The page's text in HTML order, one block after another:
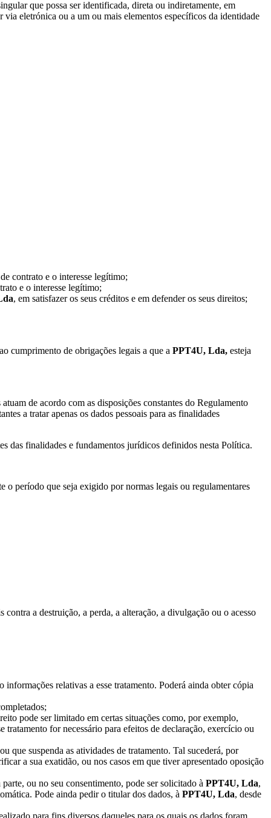
que possa ser identificada, direta ou indiretamente, em
eletrónica ou a um ou mais elementos específicos da identidade
contrato e o interesse legítimo;
e o interesse legítimo;
, em satisfazer os seus créditos e em defender os seus direitos;
cumprimento de obrigações legais a que a PPT4U, Lda, esteja
de acordo com as disposições constantes do Regulamento
a tratar apenas os dados pessoais para as finalidades
das finalidades e fundamentos jurídicos definidos nesta Política.
o período que seja exigido por normas legais ou regulamentares
a destruição, a perda, a alteração, a divulgação ou o acesso
informações relativas a esse tratamento. Poderá ainda obter cópia
pode ser limitado em certas situações como, por exemplo,
tratamento for necessário para efeitos de declaração, exercício ou
que suspenda as atividades de tratamento. Tal sucederá, por
a sua exatidão, ou nos casos em que tiver apresentado oposição
ou no seu consentimento, pode ser solicitado à PPT4U, Lda,
Pode ainda pedir o titular dos dados, à PPT4U, Lda, desde
para fins diversos daqueles para os quais os dados foram